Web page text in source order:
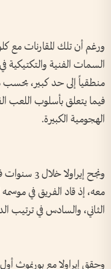
ورغم أن تلك المقارنات مع
السمات الفنية والتكتيكية
منطقياً إلى حد كبير،
فيما يتعلق بأسلوب اللعب
الهجومية الكبيرة.
ونجح
الثاني، والسادس في ترتيب
وحقق إيراولا مع بورنموث